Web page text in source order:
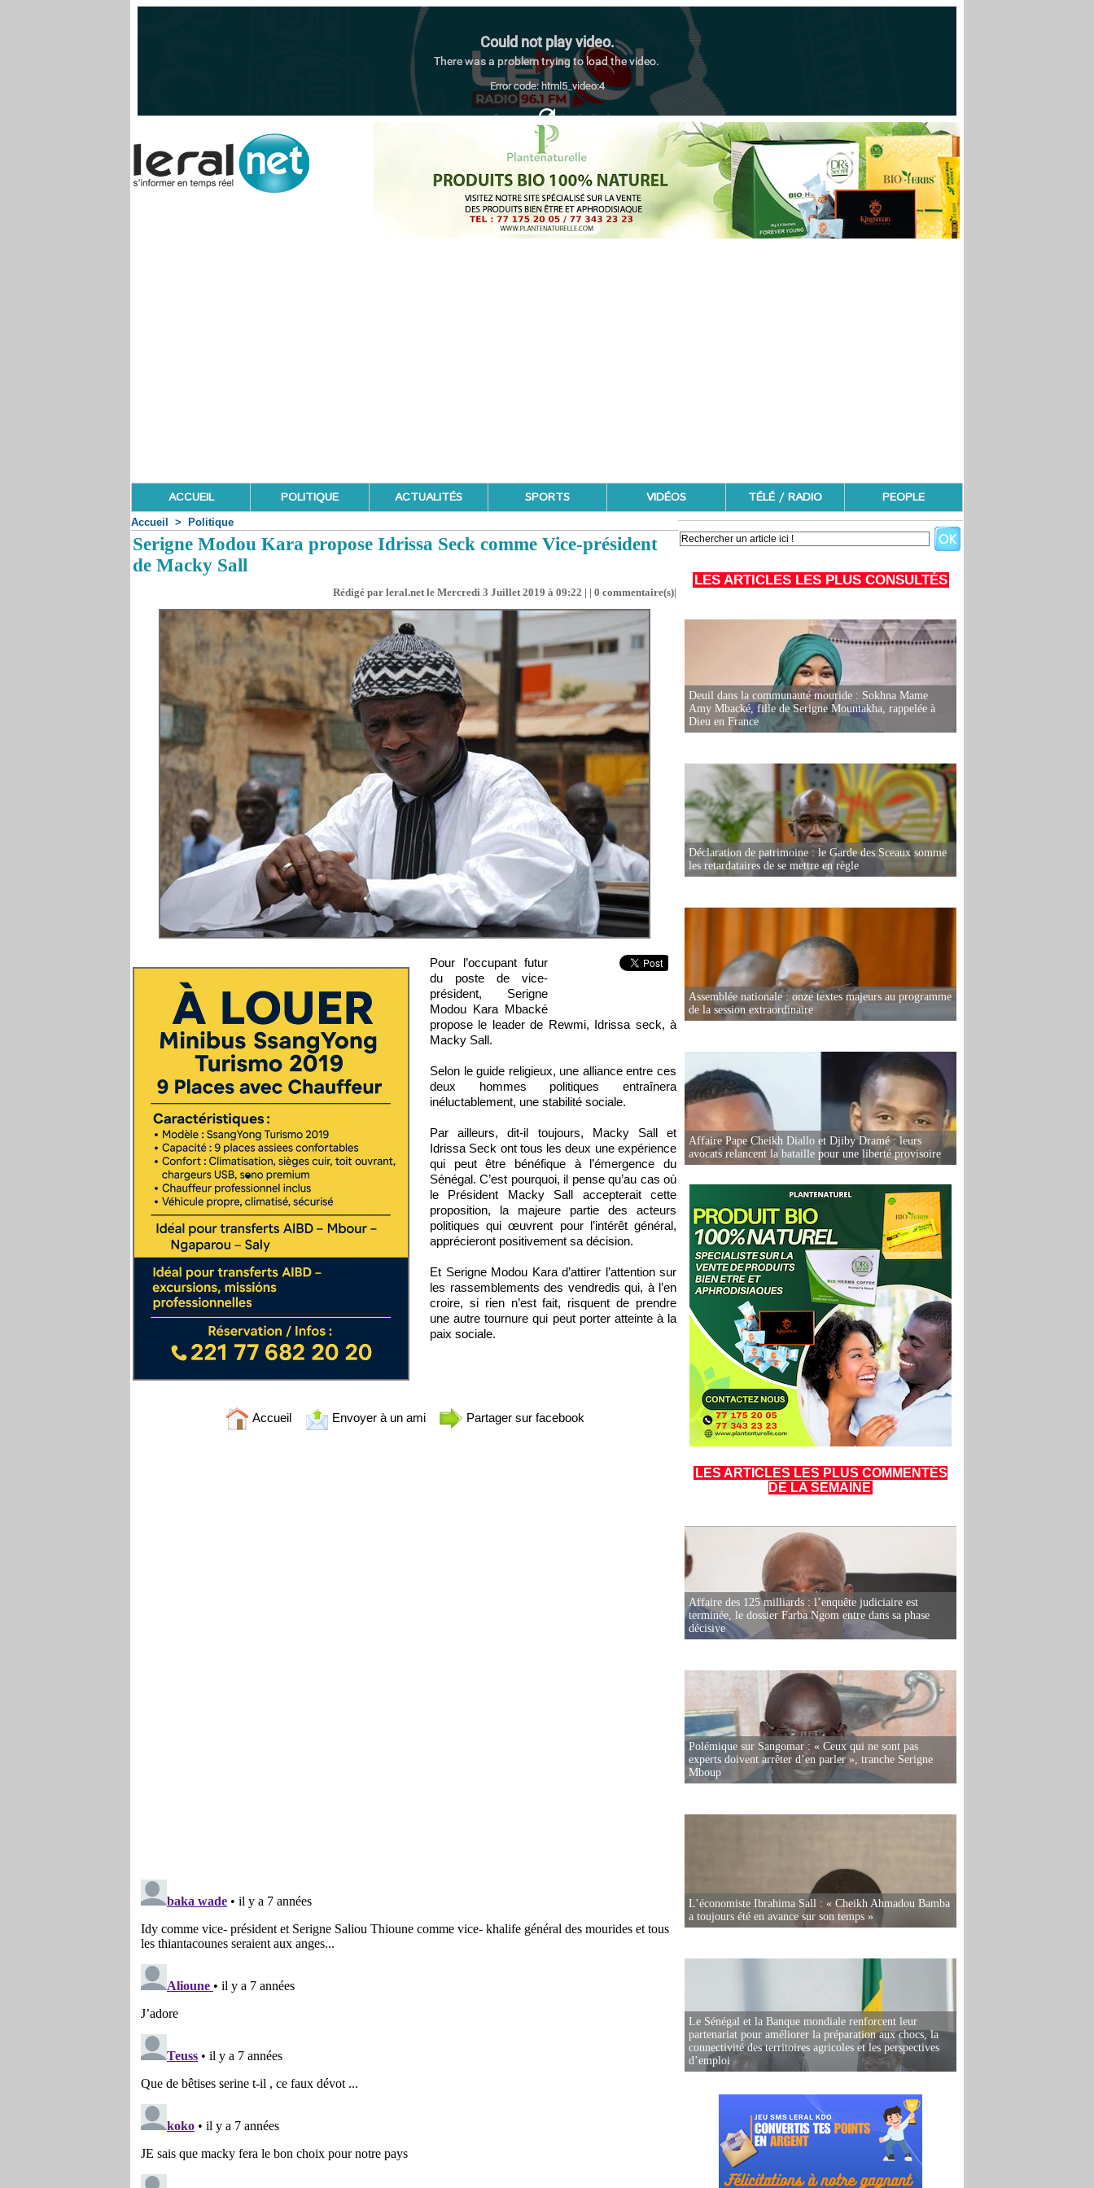
ACCUEIL POLITIQUE ACTUALITÉS SPORTS VIDÉOS TÉLÉ / RADIO PEOPLE
Accueil > Politique
Serigne Modou Kara propose Idrissa Seck comme Vice-président
de Macky Sall
Rédigé par leral.net le Mercredi 3 Juillet 2019 à 09:22 | | 0 commentaire(s)|
Pour l’occupant futur
du poste de vice-
président, Serigne
Modou Kara Mbacké
propose le leader de Rewmi, Idrissa seck, à
Macky Sall.
Selon le guide religieux, une alliance entre ces
deux hommes politiques entraînera
inéluctablement, une stabilité sociale.
Par ailleurs, dit-il toujours, Macky Sall et
Idrissa Seck ont tous les deux une expérience
qui peut être bénéfique à l’émergence du
Sénégal. C’est pourquoi, il pense qu’au cas où
le Président Macky Sall accepterait cette
proposition, la majeure partie des acteurs
politiques qui œuvrent pour l’intérêt général,
apprécieront positivement sa décision.
Et Serigne Modou Kara d’attirer l’attention sur
les rassemblements des vendredis qui, à l’en
croire, si rien n’est fait, risquent de prendre
une autre tournure qui peut porter atteinte à la
paix sociale.
Accueil Envoyer à un ami Partager sur facebook
LES ARTICLES LES PLUS CONSULTÉS
Deuil dans la communauté mouride : Sokhna Mame
Amy Mbacké, fille de Serigne Mountakha, rappelée à
Dieu en France
Déclaration de patrimoine : le Garde des Sceaux somme
les retardataires de se mettre en règle
Assemblée nationale : onze textes majeurs au programme
de la session extraordinaire
Affaire Pape Cheikh Diallo et Djiby Dramé : leurs
avocats relancent la bataille pour une liberté provisoire
LES ARTICLES LES PLUS COMMENTÉS
DE LA SEMAINE
Affaire des 125 milliards : l’enquête judiciaire est
terminée, le dossier Farba Ngom entre dans sa phase
décisive
Polémique sur Sangomar : « Ceux qui ne sont pas
experts doivent arrêter d’en parler », tranche Serigne
Mboup
L’économiste Ibrahima Sall : « Cheikh Ahmadou Bamba
a toujours été en avance sur son temps »
Le Sénégal et la Banque mondiale renforcent leur
partenariat pour améliorer la préparation aux chocs, la
connectivité des territoires agricoles et les perspectives
d’emploi